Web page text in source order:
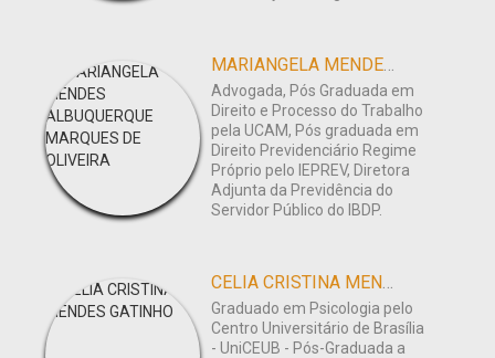
MARIANGELA MENDES ALBUQUERQUE MARQUES DE OLIVEIRA
Advogada, Pós Graduada em
Direito e Processo do Trabalho
pela UCAM, Pós graduada em
Direito Previdenciário Regime
Próprio pelo IEPREV, Diretora
Adjunta da Previdência do
Servidor Público do IBDP.
CELIA CRISTINA MENDES GATINHO
Graduado em Psicologia pelo
Centro Universitário de Brasília
- UniCEUB - Pós-Graduada a